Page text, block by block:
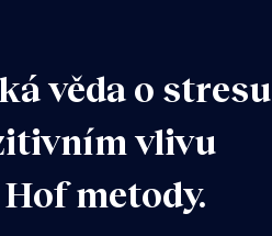
věda o stresu
vlivu
metody.